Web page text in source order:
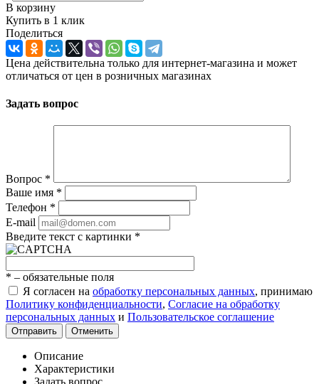
В корзину
Купить в 1 клик
Поделиться
Цена действительна только для интернет-магазина и может
отличаться от цен в розничных магазинах
Задать вопрос
Вопрос *
Ваше имя *
Телефон *
E-mail
Введите текст с картинки *
* – обязательные поля
Я согласен на обработку персональных данных, принимаю
Политику конфиденциальности, Согласие на обработку
персональных данных и Пользовательское соглашение
Отправить Отменить
Описание
Характеристики